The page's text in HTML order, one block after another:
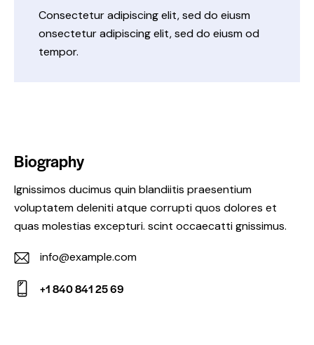
Consectetur adipiscing elit, sed do eiusm
onsectetur adipiscing elit, sed do eiusm od
tempor.
Biography
Ignissimos ducimus quin blandiitis praesentium
voluptatem deleniti atque corrupti quos dolores et
quas molestias excepturi. scint occaecatti gnissimus.
E-
m
info@example.com
+1 840 841 25 69